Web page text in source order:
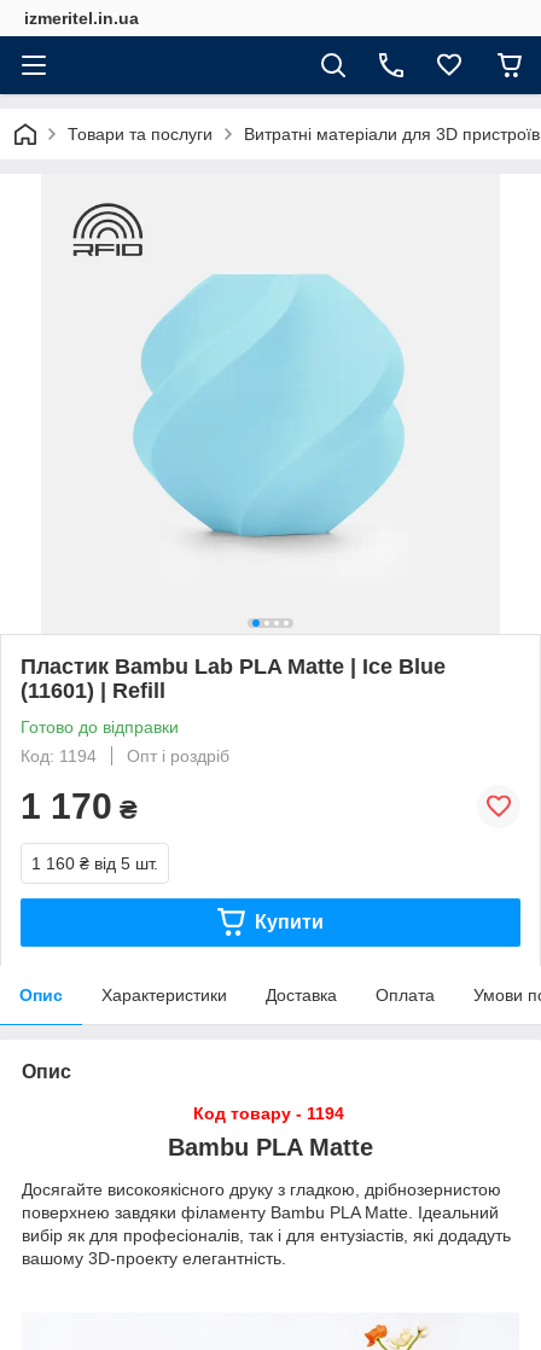
izmeritel.in.ua
Товари та послуги Витратні матеріали для 3D пристроїв
Пластик Bambu Lab PLA Matte | Ice Blue
(11601) | Refill
Готово до відправки
Код: 1194
Опт і роздріб
1 170 ₴
1 160 ₴ від 5 шт.
Купити
Опис Характеристики Доставка Оплата Умови
Опис
Код товару - 1194
Bambu PLA Matte
Досягайте високоякісного друку з гладкою, дрібнозернистою
поверхнею завдяки філаменту Bambu PLA Matte. Ідеальний
вибір як для професіоналів, так і для ентузіастів, які додадуть
вашому 3D-проекту елегантність.